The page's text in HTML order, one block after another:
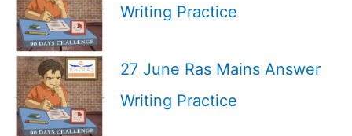
Writing Practice
27 June Ras Mains Answer
Writing Practice